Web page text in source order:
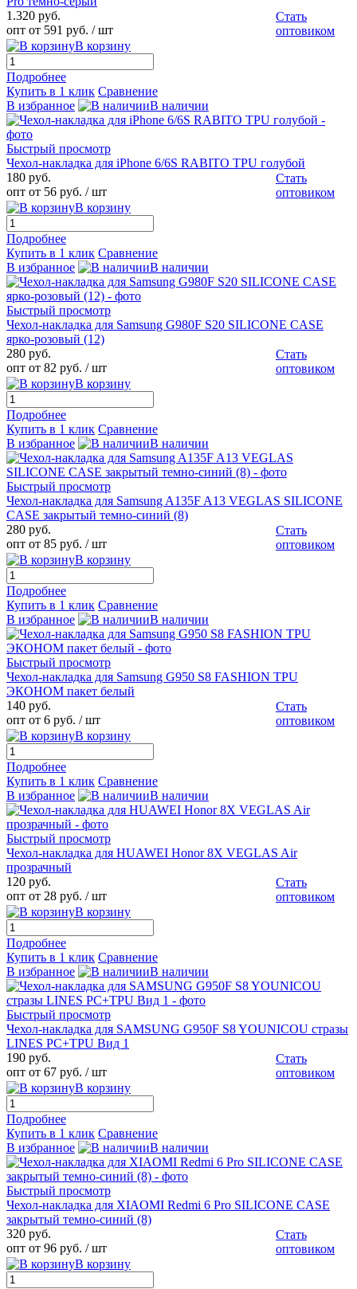
1.320 руб.
опт от 591 руб. / шт
Стать
оптовиком
В корзину
Подробнее
Купить в 1 клик Сравнение
В избранное
В наличии
Быстрый просмотр
Чехол-накладка для iPhone 6/6S RABITO TPU голубой
180 руб.
опт от 56 руб. / шт
Стать
оптовиком
В корзину
Подробнее
Купить в 1 клик Сравнение
В избранное
В наличии
Быстрый просмотр
Чехол-накладка для Samsung G980F S20 SILICONE CASE
ярко-розовый (12)
280 руб.
опт от 82 руб. / шт
Стать
оптовиком
В корзину
Подробнее
Купить в 1 клик Сравнение
В избранное
В наличии
Быстрый просмотр
Чехол-накладка для Samsung A135F A13 VEGLAS SILICONE
CASE закрытый темно-синий (8)
280 руб.
опт от 85 руб. / шт
Стать
оптовиком
В корзину
Подробнее
Купить в 1 клик Сравнение
В избранное
В наличии
Быстрый просмотр
Чехол-накладка для Samsung G950 S8 FASHION TPU
ЭКОНОМ пакет белый
140 руб.
опт от 6 руб. / шт
Стать
оптовиком
В корзину
Подробнее
Купить в 1 клик Сравнение
В избранное
В наличии
Быстрый просмотр
Чехол-накладка для HUAWEI Honor 8X VEGLAS Air
прозрачный
120 руб.
опт от 28 руб. / шт
Стать
оптовиком
В корзину
Подробнее
Купить в 1 клик Сравнение
В избранное
В наличии
Быстрый просмотр
Чехол-накладка для SAMSUNG G950F S8 YOUNICOU стразы
LINES PC+TPU Вид 1
190 руб.
опт от 67 руб. / шт
Стать
оптовиком
В корзину
Подробнее
Купить в 1 клик Сравнение
В избранное
В наличии
Быстрый просмотр
Чехол-накладка для XIAOMI Redmi 6 Pro SILICONE CASE
закрытый темно-синий (8)
320 руб.
опт от 96 руб. / шт
Стать
оптовиком
В корзину